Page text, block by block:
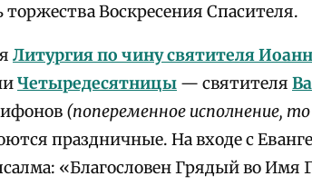
торжества Воскресения Спасителя.
Литургия по чину святителя
Четыредесятницы — святителя
(попеременное исполнение,
праздничные. На входе с
«Благословен Грядый во Имя